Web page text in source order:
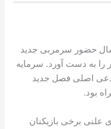
حضور سرمربی جدید
را به دست آورد. سرمایه
مدعی اصلی فصل جدید
بود.
علنی برخی بازیکنان